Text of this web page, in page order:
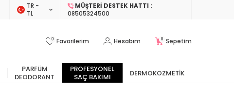
TR −
TL
MÜŞTERI DESTEK HATTI :
08505324500
0 Favorilerim Hesabım 0 Sepetim
PARFÜM
DEODORANT
PROFESYONEL
SAÇ BAKIMI
DERMOKOZMETIK